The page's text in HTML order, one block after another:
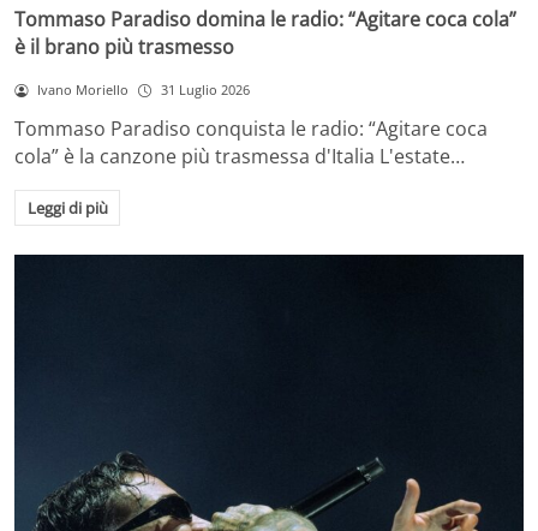
Tommaso Paradiso domina le radio: “Agitare coca cola”
è il brano più trasmesso
Ivano Moriello 31 Luglio 2026
Tommaso Paradiso conquista le radio: “Agitare coca
cola” è la canzone più trasmessa d'Italia L'estate…
Leggi di più